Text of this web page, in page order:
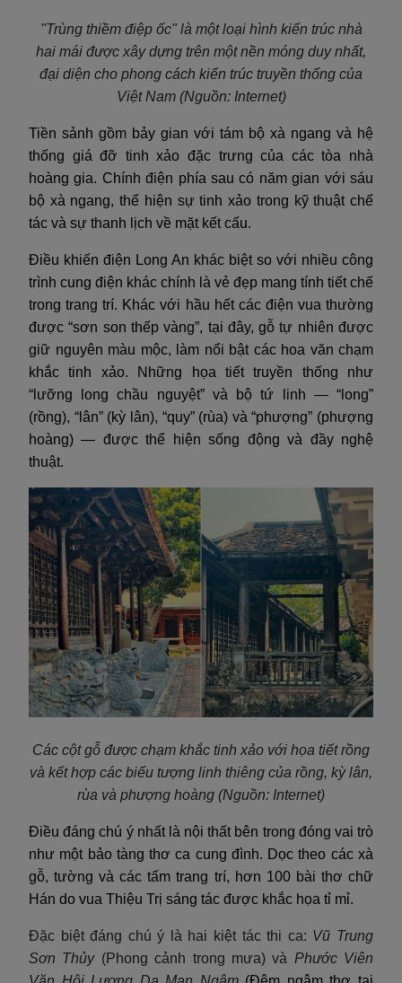
"Trùng thiềm điệp ốc" là một loại hình kiến trúc nhà
hai mái được xây dựng trên một nền móng duy nhất,
đại diện cho phong cách kiến trúc truyền thống của
Việt Nam (Nguồn: Internet)
Tiền sảnh gồm bảy gian với tám bộ xà ngang và hệ
thống giá đỡ tinh xảo đặc trưng của các tòa nhà
hoàng gia. Chính điện phía sau có năm gian với sáu
bộ xà ngang, thể hiện sự tinh xảo trong kỹ thuật chế
tác và sự thanh lịch về mặt kết cấu.
Điều khiến điện Long An khác biệt so với nhiều công
trình cung điện khác chính là vẻ đẹp mang tính tiết chế
trong trang trí. Khác với hầu hết các điện vua thường
được “sơn son thếp vàng”, tại đây, gỗ tự nhiên được
giữ nguyên màu mộc, làm nổi bật các hoa văn chạm
khắc tinh xảo. Những họa tiết truyền thống như
“lưỡng long chầu nguyệt” và bộ tứ linh — “long”
(rồng), “lân” (kỳ lân), “quy” (rùa) và “phượng” (phượng
hoàng) — được thể hiện sống động và đầy nghệ
thuật.
Các cột gỗ được chạm khắc tinh xảo với họa tiết rồng
và kết hợp các biểu tượng linh thiêng của rồng, kỳ lân,
rùa và phượng hoàng (Nguồn: Internet)
Điều đáng chú ý nhất là nội thất bên trong đóng vai trò
như một bảo tàng thơ ca cung đình. Dọc theo các xà
gỗ, tường và các tấm trang trí, hơn 100 bài thơ chữ
Hán do vua Thiệu Trị sáng tác được khắc họa tỉ mỉ.
Đặc biệt đáng chú ý là hai kiệt tác thi ca: Vũ Trung
Sơn Thủy(Phong cảnh trong mưa) và Phước Viên